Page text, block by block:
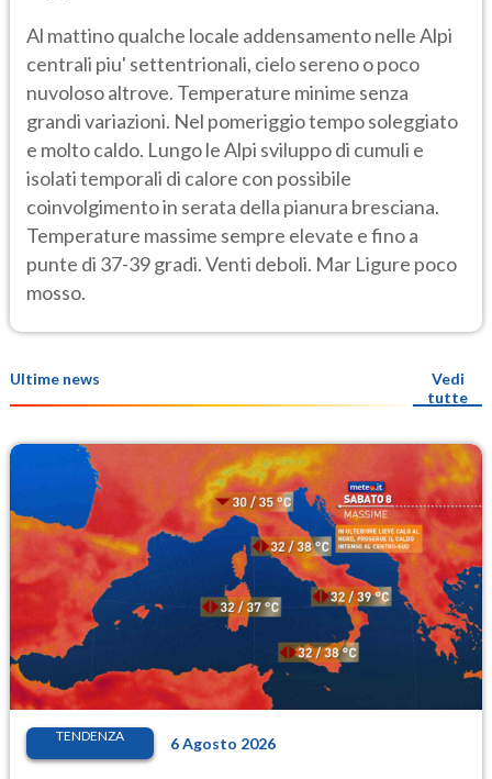
Al mattino qualche locale addensamento nelle Alpi
centrali piu' settentrionali, cielo sereno o poco
nuvoloso altrove. Temperature minime senza
grandi variazioni. Nel pomeriggio tempo soleggiato
e molto caldo. Lungo le Alpi sviluppo di cumuli e
isolati temporali di calore con possibile
coinvolgimento in serata della pianura bresciana.
Temperature massime sempre elevate e fino a
punte di 37-39 gradi. Venti deboli. Mar Ligure poco
mosso.
Ultime news
Vedi
tutte
TENDENZA 6 Agosto 2026